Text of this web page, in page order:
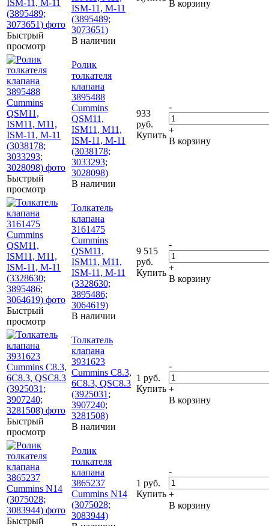
Быстрый
просмотр
ISM-11, M-11
(3895489;
3073651)
В наличии
В корзину
Быстрый
просмотр
Ролик
толкателя
клапана
3895488
Cummins
QSM11,
ISM11, M11,
ISM-11, M-11
(3038178;
3033293;
3028098)
В наличии
933
руб.
Купить
-
+
В корзину
Быстрый
просмотр
Толкатель
клапана
3161475
Cummins
QSM11,
ISM11, M11,
ISM-11, M-11
(3328630;
3895486;
3064619)
В наличии
9 515
руб.
Купить
-
+
В корзину
Быстрый
просмотр
Толкатель
клапана
3931623
Cummins C8.3,
6C8.3, QSC8.3
(3925031;
3907240;
3281508)
В наличии
1 руб.
Купить
-
+
В корзину
Быстрый
Ролик
толкателя
клапана
3865237
Cummins N14
(3075028;
3083944)
1 руб.
Купить
-
+
В корзину